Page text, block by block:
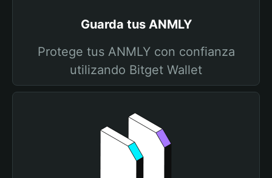
Guarda tus ANMLY
Protege tus ANMLY con confianza
utilizando Bitget Wallet